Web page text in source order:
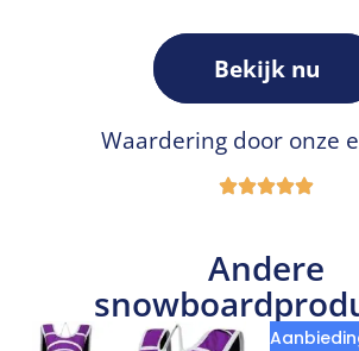
Bekijk nu
Waardering door onze
Andere